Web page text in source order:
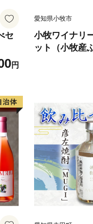
セ
円
愛知県小牧市
小牧ワイナリ
ット（小牧産